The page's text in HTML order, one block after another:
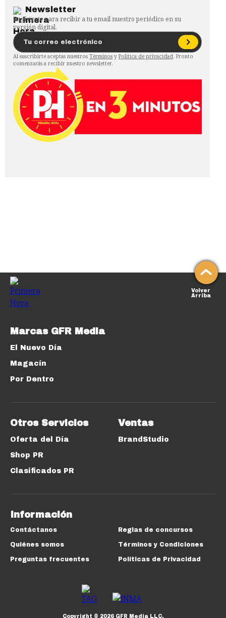
Newsletter
Regístrate para recibir a tu email nuestro periódico en su
versión digital.
Al suscribirte aceptas nuestros Términos y Política de privacidad. Pronto
comenzarás a recibir nuestro newsletter.
Volver
Arriba
Marcas GFR Media
El Nuevo Día
Magacín
Por Dentro
Otros Servicios
Oferta del Día
Shop PR
Clasificados PR
Ventas
BrandStudio
Información
Contáctanos
Quiénes somos
Preguntas frecuentes
Reglas de concursos
Términos y Condiciones
Políticas de Privacidad
Copyright © 2026GFR Media LLC.